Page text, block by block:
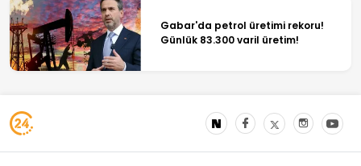
Gabar'da petrol üretimi rekoru!
Günlük 83.300 varil üretim!